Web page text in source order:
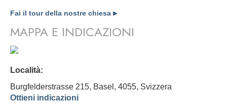
Fai il tour della nostre chiesa ▶
MAPPA E INDICAZIONI
Località:
Burgfelderstrasse 215, Basel, 4055, Svizzera
Ottieni indicazioni